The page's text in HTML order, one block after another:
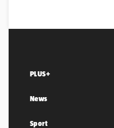
PLUS+
News
Sport